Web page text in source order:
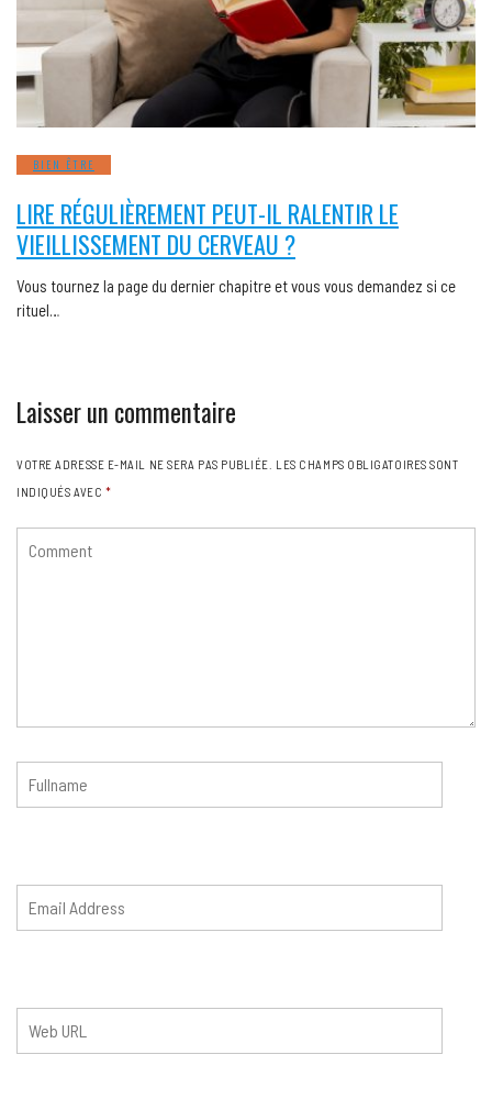
BIEN ÊTRE
LIRE RÉGULIÈREMENT PEUT-IL RALENTIR LE
VIEILLISSEMENT DU CERVEAU ?
Vous tournez la page du dernier chapitre et vous vous demandez si ce
rituel…
Laisser un commentaire
VOTRE ADRESSE E-MAIL NE SERA PAS PUBLIÉE.
LES CHAMPS OBLIGATOIRES SONT
INDIQUÉS AVEC *